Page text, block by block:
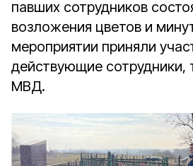
павших сотрудников
возложения цветов и
мероприятии приняли
действующие сотрудники,
МВД.